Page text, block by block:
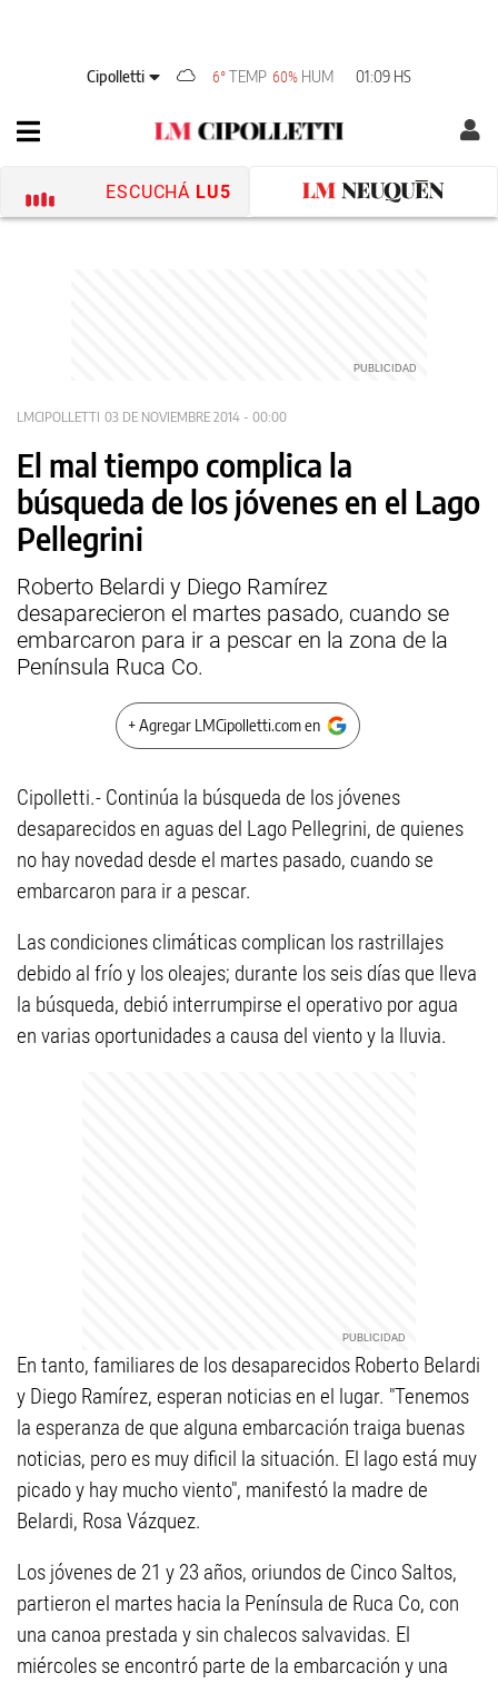
Cipolletti 6° TEMP 60% HUM 01:09 HS
ESCUCHÁ LU5
LMCIPOLLETTI 03 DE NOVIEMBRE 2014 - 00:00
El mal tiempo complica la
búsqueda de los jóvenes en el Lago
Pellegrini
Roberto Belardi y Diego Ramírez
desaparecieron el martes pasado, cuando se
embarcaron para ir a pescar en la zona de la
Península Ruca Co.
+ Agregar LMCipolletti.com en
Cipolletti.- Continúa la búsqueda de los jóvenes
desaparecidos en aguas del Lago Pellegrini, de quienes
no hay novedad desde el martes pasado, cuando se
embarcaron para ir a pescar.
Las condiciones climáticas complican los rastrillajes
debido al frío y los oleajes; durante los seis días que lleva
la búsqueda, debió interrumpirse el operativo por agua
en varias oportunidades a causa del viento y la lluvia.
En tanto, familiares de los desaparecidos Roberto Belardi
y Diego Ramírez, esperan noticias en el lugar. "Tenemos
la esperanza de que alguna embarcación traiga buenas
noticias, pero es muy dificil la situación. El lago está muy
picado y hay mucho viento", manifestó la madre de
Belardi, Rosa Vázquez.
Los jóvenes de 21 y 23 años, oriundos de Cinco Saltos,
partieron el martes hacia la Península de Ruca Co, con
una canoa prestada y sin chalecos salvavidas. El
miércoles se encontró parte de la embarcación y una